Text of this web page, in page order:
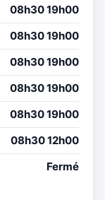
08h30 19h00
08h30 19h00
08h30 19h00
08h30 19h00
08h30 19h00
08h30 12h00
Fermé